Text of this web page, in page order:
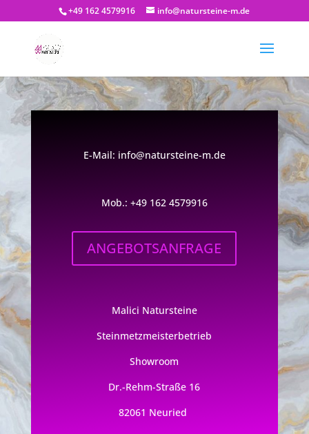
+49 162 4579916 info@natursteine-m.de
E-Mail: info@natursteine-m.de
Mob.: +49 162 4579916
ANGEBOTSANFRAGE
Malici Natursteine
Steinmetzmeisterbetrieb
Showroom
Dr.-Rehm-Straße 16
82061 Neuried